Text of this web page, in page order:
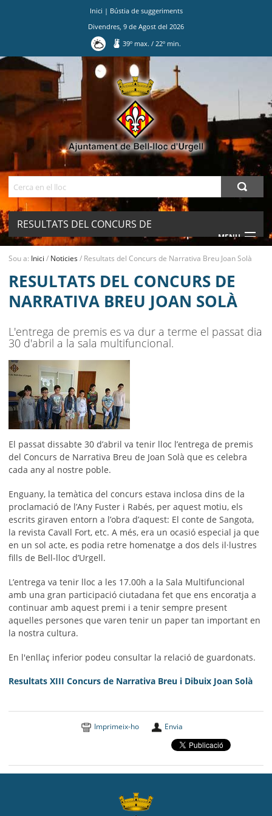
Inici | Bústia de suggeriments
Divendres 9 de Agost del 2026
39º max./ 22º min.
RESULTATS DEL CONCURS DE
NARRATIVA BREU JOAN SOLÀ
MENU
AJUNTAMENT
MUNICIPI
SEU ELECTRÒNICA
Sou a: Inici / Noticies/ Resultats del Concurs de Narrativa Breu Joan Solà
RESULTATS DEL CONCURS DE
NARRATIVA BREU JOAN SOLÀ
L'entrega de premis es va dur a terme el passat dia
30 d'abril a la sala multifuncional.
El passat dissabte 30 d’abril va tenir lloc l’entrega de premis
del Concurs de Narrativa Breu de Joan Solà que es celebra
cada any al nostre poble.
Enguany, la temàtica del concurs estava inclosa dins de la
proclamació de l’Any Fuster i Rabés, per aquest motiu, els
escrits giraven entorn a l’obra d’aquest: El conte de Sangota,
la revista Cavall Fort, etc. A més, era un ocasió especial ja que
en un sol acte, es podia retre homenatge a dos dels il·lustres
fills de Bell-lloc d’Urgell.
L’entrega va tenir lloc a les 17.00h a la Sala Multifuncional
amb una gran participació ciutadana fet que ens encoratja a
continuar amb aquest premi i a tenir sempre present
aquelles persones que varen tenir un paper tan important en
la nostra cultura.
En l'enllaç inferior podeu consultar la relació de guardonats.
Resultats XIII Concurs de Narrativa Breu i Dibuix Joan Solà
Imprimeix-ho Envia